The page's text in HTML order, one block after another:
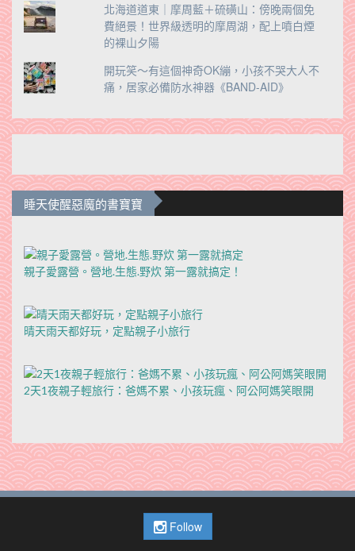
北海道道東｜摩周藍＋硫磺山：傍晚兩個免
費絕景！世界級透明的摩周湖，配上噴白煙
的裸山夕陽
開玩笑～有這個神奇OK繃，小孩不哭大人不
痛，居家必備防水神器《BAND-AID》
睡天使醒惡魔的書寶寶
親子愛露營。營地.生態.野炊 第一露就搞定！
晴天雨天都好玩，定點親子小旅行
2天1夜親子輕旅行：爸媽不累、小孩玩瘋、阿公阿媽笑眼開
Follow